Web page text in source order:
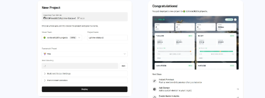
微信
支付宝